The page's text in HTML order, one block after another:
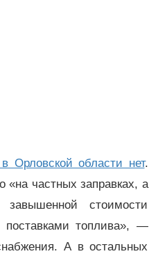
Орловской области нет.
частных заправках, а
стоимости
топлива», —
А в остальных